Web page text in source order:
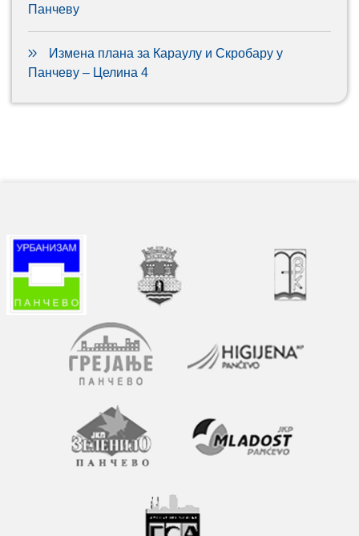
Панчеву
Измена плана за Караулу и Скробару у
Панчеву – Целина 4